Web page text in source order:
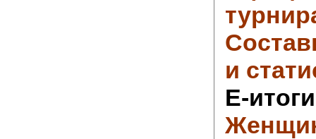
и
Е-